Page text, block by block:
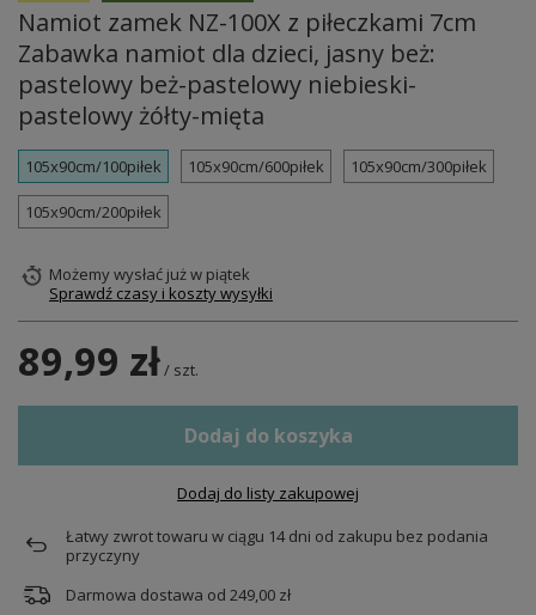
Namiot zamek NZ-100X z piłeczkami 7cm
Zabawka namiot dla dzieci, jasny beż:
pastelowy beż-pastelowy niebieski-
pastelowy żółty-mięta
105x90cm/100piłek 105x90cm/600piłek 105x90cm/300piłek
105x90cm/200piłek
Możemy wysłać jużw piątek
Sprawdź czasy i koszty wysyłki
89,99 zł/ szt.
Dodaj do koszyka
Dodaj do listy zakupowej
Łatwy zwrot towaru w ciągu 14dni od zakupu bez podania
przyczyny
Darmowa dostawa od 249,00 zł